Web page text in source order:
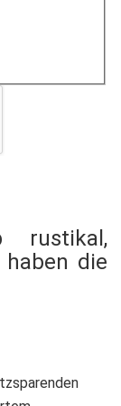
rustikal,
die